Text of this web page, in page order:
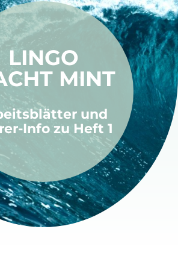
LINGO
MINT
und
Info zu Heft 1